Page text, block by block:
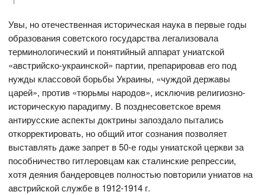
Увы, но отечественная историческая наука в первые годы
образования советского государства легализовала
терминологический и понятийный аппарат униатской
«австрийско-украинской» партии, препарировав его под
нужды классовой борьбы Украины, «чуждой державы
царей», против «тюрьмы народов», исключив религиозно-
историческую парадигму. В позднесоветское время
антирусские аспекты доктрины запоздало пытались
откорректировать, но общий итог сознания позволяет
выставлять даже запрет в 50-е годы униатской церкви за
пособничество гитлеровцам как сталинские репрессии,
хотя деяния бандеровцев полностью повторили униатов на
австрийской службе в 1912-1914 г.